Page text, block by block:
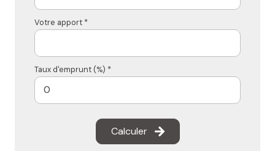
Votre apport *
Taux d'emprunt (%) *
Calculer